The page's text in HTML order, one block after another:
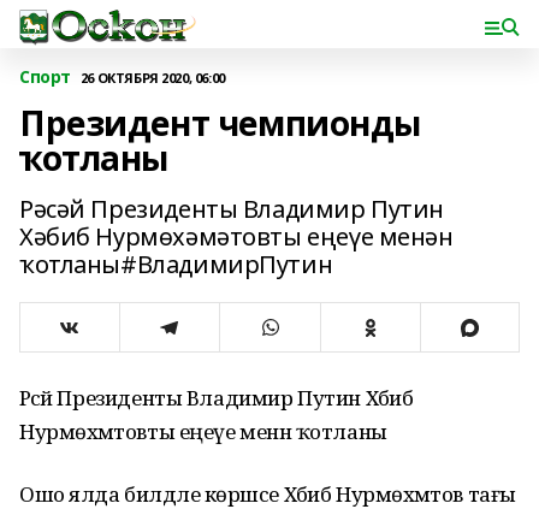
Спорт 26 ОКТЯБРЯ 2020, 06:00
Президент чемпионды
ҡотланы
Рәсәй Президенты Владимир Путин
Хәбиб Нурмөхәмәтовты еңеүе менән
ҡотланы#ВладимирПутин
Рәсәй Президенты Владимир Путин Хәбиб
Нурмөхәмәтовты еңеүе менән ҡотланы
Ошо ялда билдәле көрәшсе Хәбиб Нурмөхәмәтов тағы